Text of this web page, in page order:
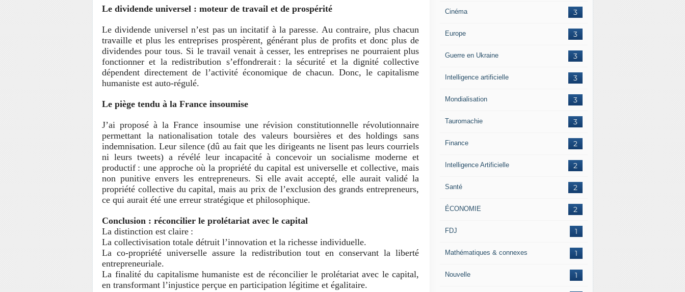
Le dividende universel : moteur de travail et de prospérité
Le dividende universel n’est pas un incitatif à la paresse. Au contraire, plus chacun
travaille et plus les entreprises prospèrent, générant plus de profits et donc plus de
dividendes pour tous. Si le travail venait à cesser, les entreprises ne pourraient plus
fonctionner et la redistribution s’effondrerait : la sécurité et la dignité collective
dépendent directement de l’activité économique de chacun. Donc, le capitalisme
humaniste est auto-régulé.
Le piège tendu à la France insoumise
J’ai proposé à la France insoumise une révision constitutionnelle révolutionnaire
permettant la nationalisation totale des valeurs boursières et des holdings sans
indemnisation. Leur silence (dû au fait que les dirigeants ne lisent pas leurs courriels
ni leurs tweets) a révélé leur incapacité à concevoir un socialisme moderne et
productif : une approche où la propriété du capital est universelle et collective, mais
non punitive envers les entrepreneurs. Si elle avait accepté, elle aurait validé la
propriété collective du capital, mais au prix de l’exclusion des grands entrepreneurs,
ce qui aurait été une erreur stratégique et philosophique.
Conclusion : réconcilier le prolétariat avec le capital
La distinction est claire :
La collectivisation totale détruit l’innovation et la richesse individuelle.
La co-propriété universelle assure la redistribution tout en conservant la liberté
entrepreneuriale.
La finalité du capitalisme humaniste est de réconcilier le prolétariat avec le capital,
en transformant l’injustice perçue en participation légitime et égalitaire.
3
Cinéma
3
Europe
3
Guerre en Ukraine
3
Intelligence artificielle
3
Mondialisation
3
Tauromachie
2
Finance
2
Intelligence Artificielle
2
Santé
2
ÉCONOMIE
1
FDJ
1
Mathématiques & connexes
1
Nouvelle